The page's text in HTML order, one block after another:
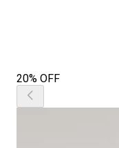
20% OFF